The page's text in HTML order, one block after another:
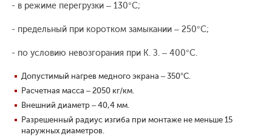
- в режиме перегрузки – 130°С;
- предельный при коротком замыкании – 250°С;
- по условию невозгорания при К. З. – 400°С.
Допустимый нагрев медного экрана – 350°С.
Расчетная масса – 2050 кг/км.
Внешний диаметр – 40,4 мм.
Разрешенный радиус изгиба при монтаже не меньше 15
наружных диаметров.